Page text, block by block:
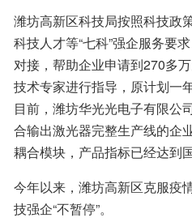
潍坊高新区科技局按照科技政
科技人才等“七科”强企服务要
对接，帮助企业申请到270多
技术专家进行指导，原计划一
目前，潍坊华光光电子有限公
合输出激光器完整生产线的企
耦合模块，产品指标已经达到
今年以来，潍坊高新区克服疫
技强企“不暂停”。